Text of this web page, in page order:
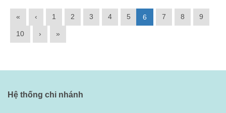
« ‹ 1 2 3 4 5 6 7 8 9
10 › »
Hệ thống chi nhánh